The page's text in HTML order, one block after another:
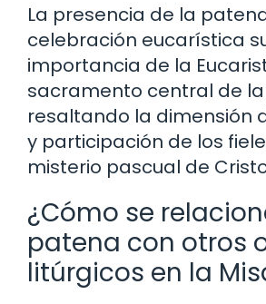
La presencia de la
celebración eucarística
importancia de la
sacramento central de
resaltando la dimensión
y participación de los
misterio pascual de
¿Cómo se
patena con otros
litúrgicos en la